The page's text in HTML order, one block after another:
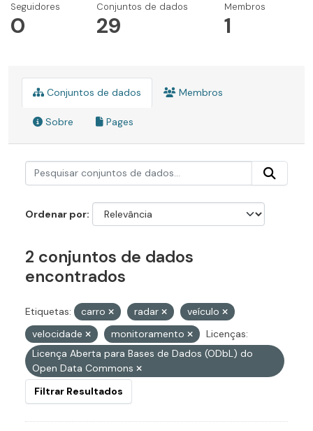
Seguidores
0
Conjuntos de dados
29
Membros
1
Conjuntos de dados Membros
Sobre Pages
Ordenar por
2 conjuntos de dados
encontrados
Etiquetas: carro radar
veículo
velocidade
monitoramento
Licenças:
Licença Aberta para Bases de Dados (ODbL) do
Open Data Commons
Filtrar Resultados